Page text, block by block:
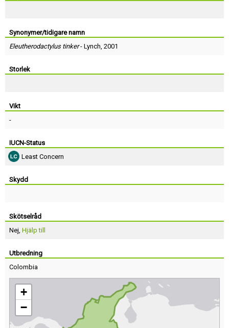
Synonymer/tidigare namn
Eleutherodactylus tinker- Lynch, 2001
Storlek
Vikt
-
IUCN-Status
Least Concern
Skydd
Skötselråd
Nej, Hjälp till
Utbredning
Colombia
+
−